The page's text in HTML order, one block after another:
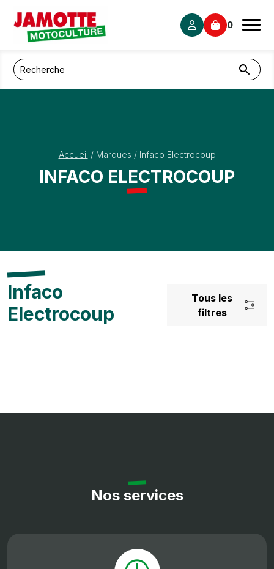
0
Accueil / Marques / Infaco Electrocoup
INFACO ELECTROCOUP
Infaco
Electrocoup
Tous les
filtres
Nos services